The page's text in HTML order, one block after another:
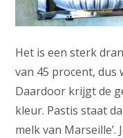
Het is een sterk
van 45 procent, dus
Daardoor krijgt de
kleur. Pastis staat
melk van